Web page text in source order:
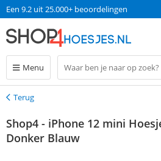
Een 9.2 uit 25.000+ beoordelingen
Menu
Terug
Terug
Shop4 - iPhone 12 mini
Donker Blauw